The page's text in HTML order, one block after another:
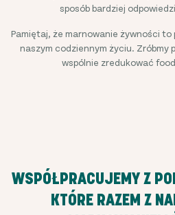
sposób bardziej
Pamiętaj, że marnowanie żywności
naszym codziennym życiu. Zróbmy
wspólnie zredukować
WSPÓŁPRACUJEMY Z
KTÓRE RAZEM Z